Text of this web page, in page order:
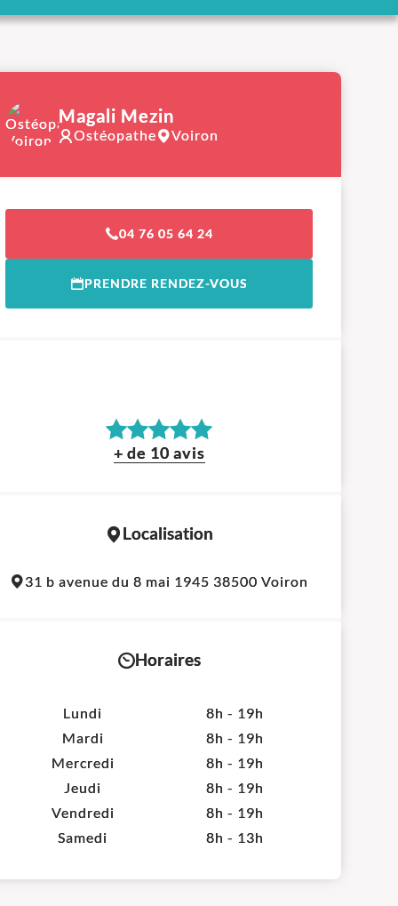
Magali Mezin
Ostéopathe Voiron
04 76 05 64 24
PRENDRE RENDEZ-VOUS
+ de 10 avis
Localisation
31 b avenue du 8 mai 1945 38500 Voiron
Horaires
Lundi
8h - 19h
Mardi
8h - 19h
Mercredi
8h - 19h
Jeudi
8h - 19h
Vendredi
8h - 19h
Samedi
8h - 13h